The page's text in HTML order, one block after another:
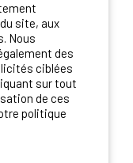
site, aux
Nous
des
ciblées
sur tout
de ces
politique